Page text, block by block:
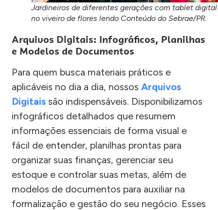
Jardineiros de diferentes gerações com tablet digital
no viveiro de flores lendo Conteúdo do Sebrae/PR.
Arquivos Digitais: Infográficos, Planilhas
e Modelos de Documentos
Para quem busca materiais práticos e
aplicáveis no dia a dia, nossos Arquivos
Digitais são indispensáveis. Disponibilizamos
infográficos detalhados que resumem
informações essenciais de forma visual e
fácil de entender, planilhas prontas para
organizar suas finanças, gerenciar seu
estoque e controlar suas metas, além de
modelos de documentos para auxiliar na
formalização e gestão do seu negócio. Esses